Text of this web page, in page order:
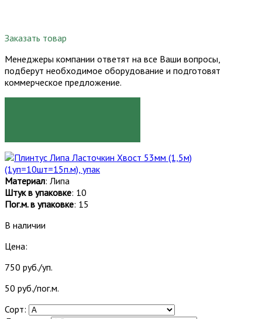
Заказать товар
Менеджеры компании ответят на все Ваши вопросы,
подберут необходимое оборудование и подготовят
коммерческое предложение.
Материал: Липа
Штук в упаковке: 10
Пог.м. в упаковке: 15
В наличии
Цена:
750 руб./уп.
50 руб./пог.м.
Сорт: